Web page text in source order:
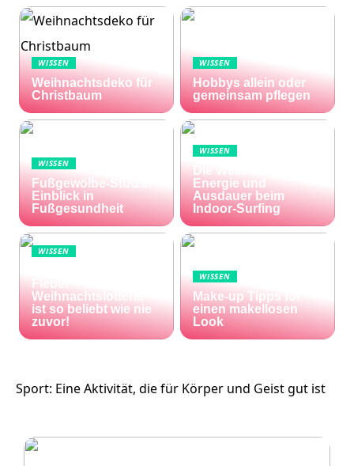
WISSEN
Weihnachtsdeko für
Christbaum
WISSEN
Hobbys allein oder
gemeinsam pflegen
WISSEN
Fußgewölbe-Stütze:
Einblick in
Fußgesundheit
WISSEN
Die Welle zu Hause:
Energie und
Ausdauer beim
Indoor-Surfing
WISSEN
Fieber – die El Gordo
Weihnachtslotterie
ist so beliebt wie nie
zuvor!
WISSEN
Make-up Tipps für
einen makellosen
Look
Sport: Eine Aktivität, die für Körper und Geist gut ist